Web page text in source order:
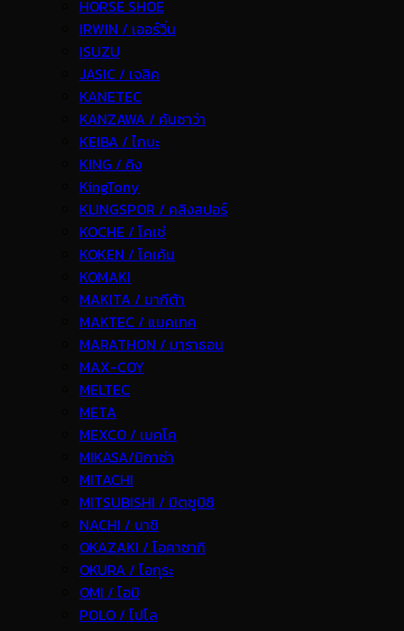
HORSE SHOE
IRWIN / เออร์วิ่น
ISUZU
JASIC / เจสิค
KANETEC
KANZAWA / คันซาว่า
KEIBA / ไกบะ
KING / คิง
KingTony
KLINGSPOR / คลิงสปอร์
KOCHE / โคเช่
KOKEN / โคเค้น
KOMAKI
MAKITA / มากีต้า
MAKTEC / แมคเทค
MARATHON / มาราธอน
MAX-COY
MELTEC
META
MEXCO / เมคโค
MIKASA/มิกาซ่า
MITACHI
MITSUBISHI / มิตซูบิชิ
NACHI / นาชิ
OKAZAKI / โอคาซากิ
OKURA / โอกุระ
OMI / โอมิ
POLO / โปโล